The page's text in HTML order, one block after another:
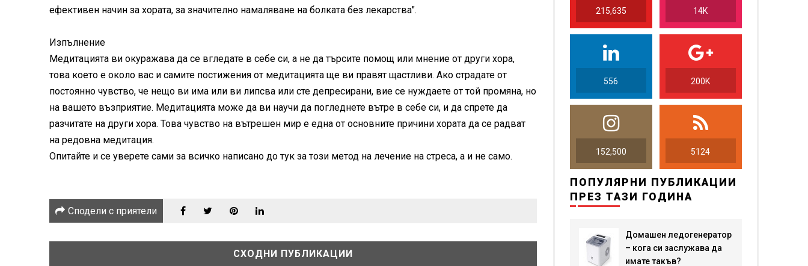
ефективен начин за хората, за значително намаляване на болката без лекарства".
Изпълнение
Медитацията ви окуражава да се вгледате в себе си, а не да търсите помощ или мнение от други хора,
това което е около вас и самите постижения от медитацията ще ви правят щастливи. Ако страдате от
постоянно чувство, че нещо ви има или ви липсва или сте депресирани, вие се нуждаете от той промяна, но
на вашето възприятие. Медитацията може да ви научи да погледнете вътре в себе си, и да спрете да
разчитате на други хора. Това чувство на вътрешен мир е една от основните причини хората да се радват
на редовна медитация.
Опитайте и се уверете сами за всичко написано до тук за този метод на лечение на стреса, а и не само.
Сподели с приятели
СХОДНИ ПУБЛИКАЦИИ
215,635 14K
556 200K
152,500 5124
ПОПУЛЯРНИ ПУБЛИКАЦИИ
ПРЕЗ ТАЗИ ГОДИНА
Домашен ледогенератор
– кога си заслужава да
имате такъв?